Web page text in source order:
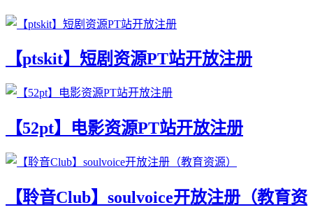
【ptskit】短剧资源PT站开放注册
【52pt】电影资源PT站开放注册
【聆音Club】soulvoice开放注册（教育资